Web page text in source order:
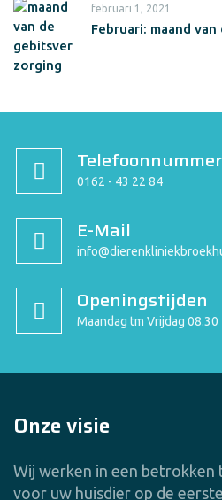
februari 1, 2021
Februari: maand
Telefoonnummer
0162 - 43 22 84
E-Mail
Openingstijden
Maandag tm Vrijdag 08.30
Onze visie
Wij werken in een betrokken
voor uw huisdier op de